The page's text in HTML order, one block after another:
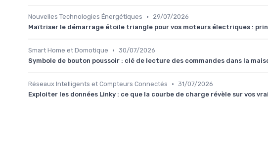
Nouvelles Technologies Énergétiques •
29/07/2026
Maîtriser le démarrage étoile triangle pour vos moteurs électriques :
Smart Home et Domotique • 30/07/2026
Symbole de bouton poussoir : clé de lecture des commandes dans la
Réseaux Intelligents et Compteurs Connectés • 31/07/2026
Exploiter les données Linky : ce que la courbe de charge révèle sur vos